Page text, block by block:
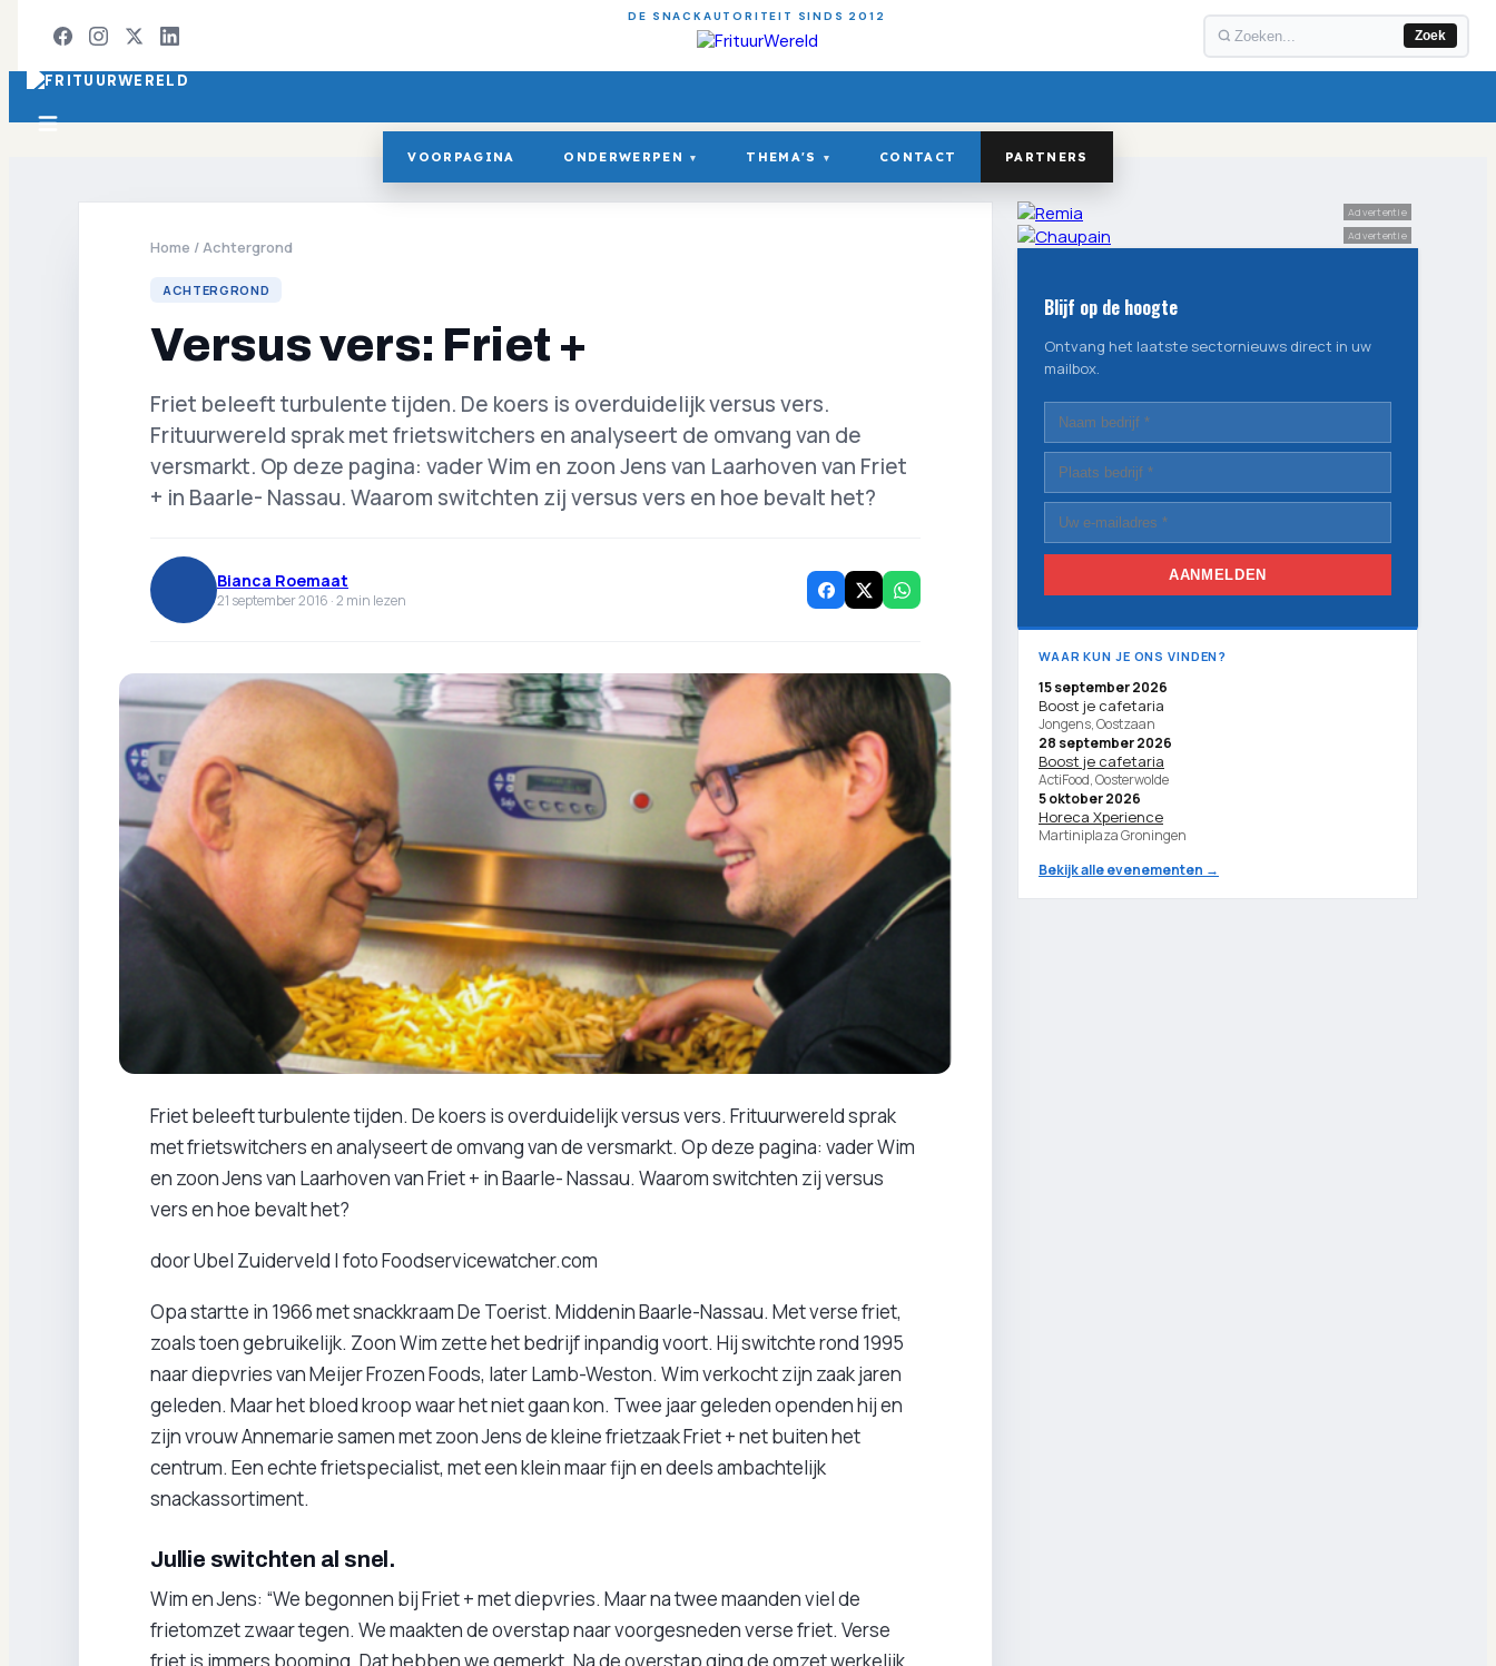
DE SNACKAUTORITEIT SINDS 2012
Zoek
VOORPAGINA ONDERWERPEN ▾ THEMA'S ▾ CONTACT PARTNERS
Home /Achtergrond
ACHTERGROND
Versus vers: Friet +
Friet beleeft turbulente tijden. De koers is overduidelijk versus vers.
Frituurwereld sprak met frietswitchers en analyseert de omvang van de
versmarkt. Op deze pagina: vader Wim en zoon Jens van Laarhoven van Friet
+ in Baarle- Nassau. Waarom switchten zij versus vers en hoe bevalt het?
Bianca Roemaat
21 september 2016 ·2 min lezen
Friet beleeft turbulente tijden. De koers is overduidelijk versus vers. Frituurwereld sprak
met frietswitchers en analyseert de omvang van de versmarkt. Op deze pagina: vader Wim
en zoon Jens van Laarhoven van Friet + in Baarle- Nassau. Waarom switchten zij versus
vers en hoe bevalt het?
door Ubel Zuiderveld | foto Foodservicewatcher.com
Opa startte in 1966 met snackkraam De Toerist. Middenin Baarle-Nassau. Met verse friet,
zoals toen gebruikelijk. Zoon Wim zette het bedrijf inpandig voort. Hij switchte rond 1995
naar diepvries van Meijer Frozen Foods, later Lamb-Weston. Wim verkocht zijn zaak jaren
geleden. Maar het bloed kroop waar het niet gaan kon. Twee jaar geleden openden hij en
zijn vrouw Annemarie samen met zoon Jens de kleine frietzaak Friet + net buiten het
centrum. Een echte frietspecialist, met een klein maar fijn en deels ambachtelijk
snackassortiment.
Jullie switchten al snel.
Wim en Jens: “We begonnen bij Friet + met diepvries. Maar na twee maanden viel de
frietomzet zwaar tegen. We maakten de overstap naar voorgesneden verse friet. Verse
Advertentie
Advertentie
Blijf op de hoogte
Ontvang het laatste sectornieuws direct in uw
mailbox.
AANMELDEN
WAAR KUN JE ONS VINDEN?
15 september 2026
Boost je cafetaria
Jongens, Oostzaan
28 september 2026
Boost je cafetaria
ActiFood, Oosterwolde
5 oktober 2026
Horeca Xperience
Martiniplaza Groningen
Bekijk alle evenementen →